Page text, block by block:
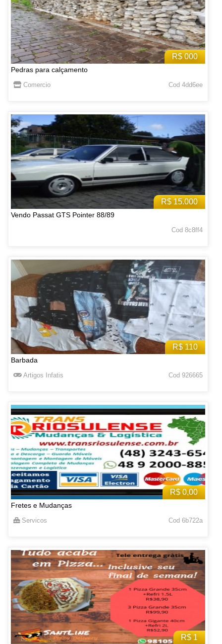
R$ 000
Pedras para calçamento
Comercio Cod 4dd6ee
R$ 15.000
Vendo Passat GTS Pointer 88/89
Cod 8c8ff4
R$ 110
Barbada
Artigos Infatis Cod 926665
R$ 0,00
Fretes e Mudanças
Servicos Cod 6b722a
R$ 1